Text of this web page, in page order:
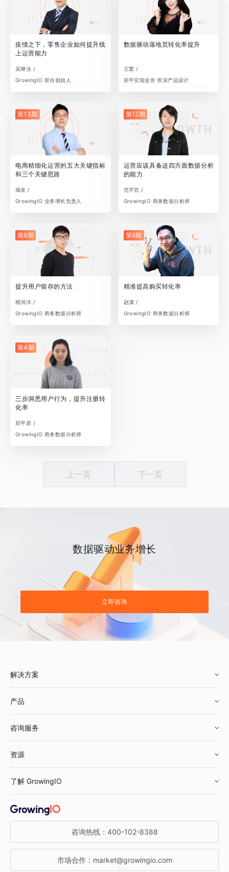
疫情之下，零售企业如何提升线
上运营能力
吴继业 /
GrowingIO 联合创始人
数据驱动落地页转化率提升
王繁 /
前平安陆金所 资深产品设计
第13期
电商精细化运营的五大关键指标
和三个关键思路
揭发 /
GrowingIO 业务增长负责人
第12期
运营应该具备这四方面数据分析
的能力
范芊芸 /
GrowingIO 商务数据分析师
第8期
提升用户留存的方法
檀润洋 /
GrowingIO 商务数据分析师
第6期
精准提高购买转化率
赵潇 /
GrowingIO 商务数据分析师
第4期
三步洞悉用户行为，提升注册转
化率
郑平原 /
GrowingIO 商务数据分析师
上一页 下一页
数据驱动业务增长
立即咨询
解决方案
鞋服行业
汽车行业
金融行业
产品
智能运营
获客分析
咨询服务
资源
增长公开课
增长博客
了解 GrowingIO
关于 GrowingIO
增长大会
咨询热线： 400-102-8388
市场合作： market@growingio.com